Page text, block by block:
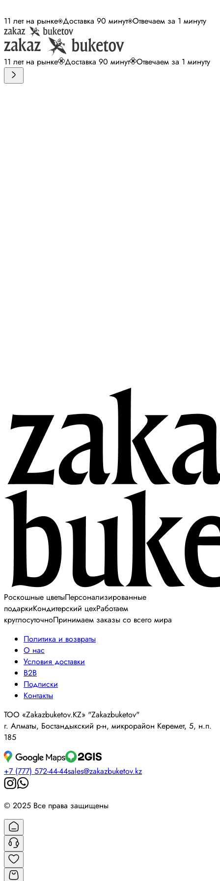
11 лет на рынке Доставка 90 минут Отвечаем за 1 минуту
11 лет на рынке Доставка 90 минут Отвечаем за 1 минуту
Роскошные цветыПерсонализированные
подаркиКондитерский цехРаботаем
круглосуточноПринимаем заказы со всего мира
Политика и возвраты
О нас
Условия доставки
B2B
Подписки
Контакты
ТОО «Zakazbuketov.KZ» "Zakazbuketov"
г. Алматы, Бостандыкский р-н, микрорайон Керемет, 5, н.п.
185
+7 (777) 572-44-44sales@zakazbuketov.kz
© 2025 Все права защищены